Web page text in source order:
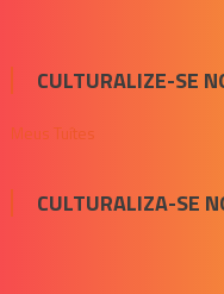
CULTURALIZE-SE
Meus Tuítes
CULTURALIZA-SE